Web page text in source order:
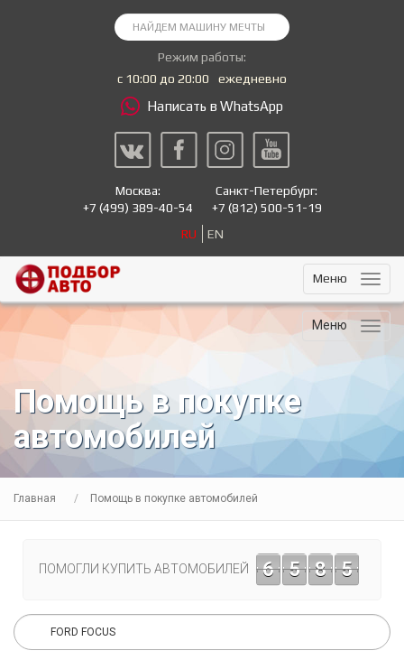
Режим работы:
с 10:00 до 20:00
ежедневно
Написать в WhatsApp
Москва:
+7 (499) 389-40-54
Санкт-Петербург:
+7 (812) 500-51-19
RU
EN
Меню
Меню
Помощь в покупке
автомобилей
Главная Помощь в покупке автомобилей
ПОМОГЛИ КУПИТЬ АВТОМОБИЛЕЙ 6 5 8 5